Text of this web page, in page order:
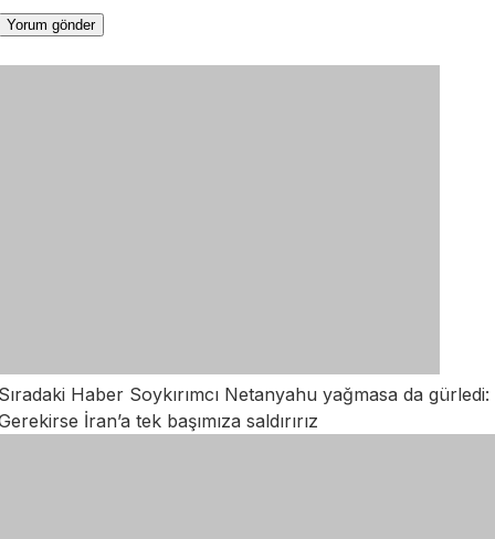
Haber Soykırımcı Netanyahu yağmasa da gürledi:
İran’a tek başımıza saldırırız